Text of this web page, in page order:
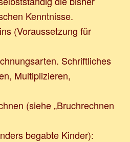
Kenntnisse.
(Voraussetzung für
Schriftliches
Multiplizieren,
(siehe „Bruchrechnen
begabte Kinder):